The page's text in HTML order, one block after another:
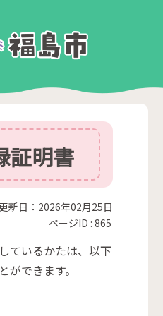
証明書
新日：2026年02月25日
ページID :865
ているかたは、以下
ができます。